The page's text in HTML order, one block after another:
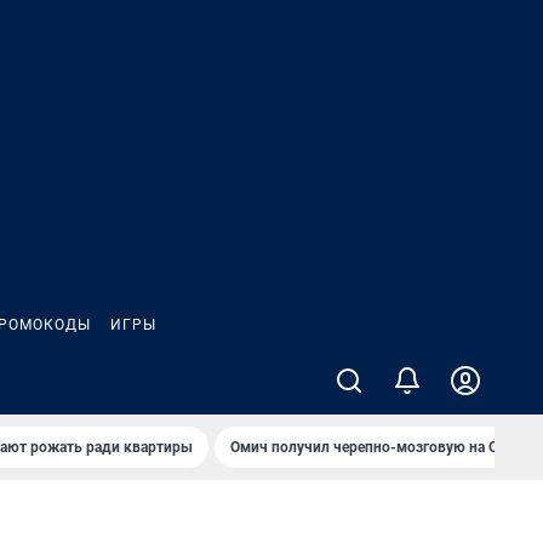
ИГРЫ
рожать ради квартиры Омич получил черепно-мозговую на ОНПЗ